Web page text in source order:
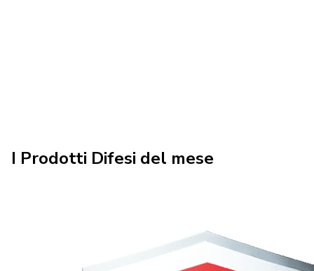
I Prodotti Difesi del mese